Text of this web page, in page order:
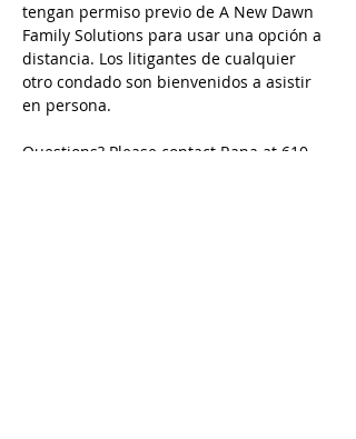
tengan permiso previo de A New Dawn
Family Solutions para usar una opción a
distancia. Los litigantes de cualquier
otro condado son bienvenidos a asistir
en persona.
Questions? Please contact Rana at 610-